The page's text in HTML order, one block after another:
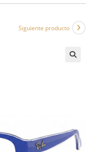
Siguiente producto